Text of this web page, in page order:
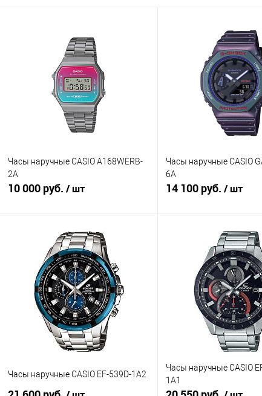
Часы наручные CASIO A168WERB-
2A
10 000 руб. / шт
В корзину
Купить в 1 клик
К сравнению
В избранное
В наличии
Часы наручные CASIO
6A
14 100 руб. / шт
В корзину
Купить в 1 клик
В избранное
Часы наручные CASIO EF-539D-1A2
Часы наручные CASIO
1A1